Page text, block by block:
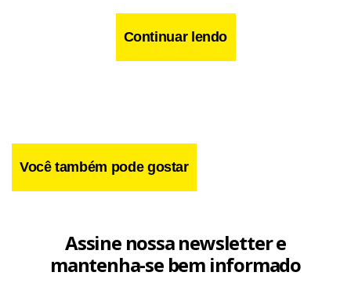
Facebook
WhatsApp
LinkedIn
Twitter
X
Continuar lendo
Você também pode gostar
Assine nossa newsletter e
mantenha-se bem informado